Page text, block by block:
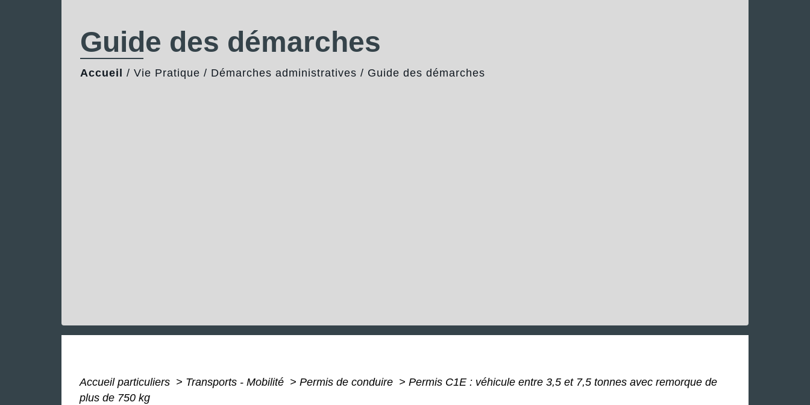
Guide des démarches
Accueil / Vie Pratique / Démarches administratives / Guide des démarches
Accueil particuliers > Transports - Mobilité > Permis de conduire > Permis C1E : véhicule entre 3,5 et 7,5 tonnes avec remorque de
plus de 750 kg